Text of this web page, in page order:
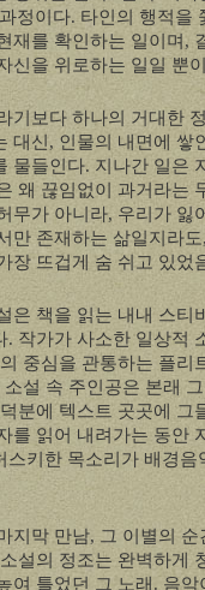
정이다. 타인의 행적을
재를 확인하는 일이며 ,
신을 위로하는 일일 뿐
기보다 하나의 거대한
대신, 인물의 내면에 쌓
물들인다. 지나간 일은
왜 끊임없이 과거라는
무가 아니라, 우리가 잃
만 존재하는 삶일지라도
장 뜨겁게 숨 쉬고 있었
은 책을 읽는 내내 스
. 작가가 사소한 일상적
중심을 관통하는 플리
소설 속 주인공은 본래
덕분에 텍스트 곳곳에 그
를 읽어 내려가는 동안
스키한 목소리가 배경
지막 만남, 그 이별의 순
설의 정조는 완벽하게
여 틀었던 그 노래 . 음악